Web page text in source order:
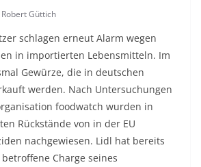
Güttich
schlagen erneut Alarm wegen
in importierten Lebensmitteln. Im
Gewürze, die in deutschen
werden. Nach Untersuchungen
foodwatch wurden in
Rückstände von in der EU
nachgewiesen. Lidl hat bereits
Charge seines